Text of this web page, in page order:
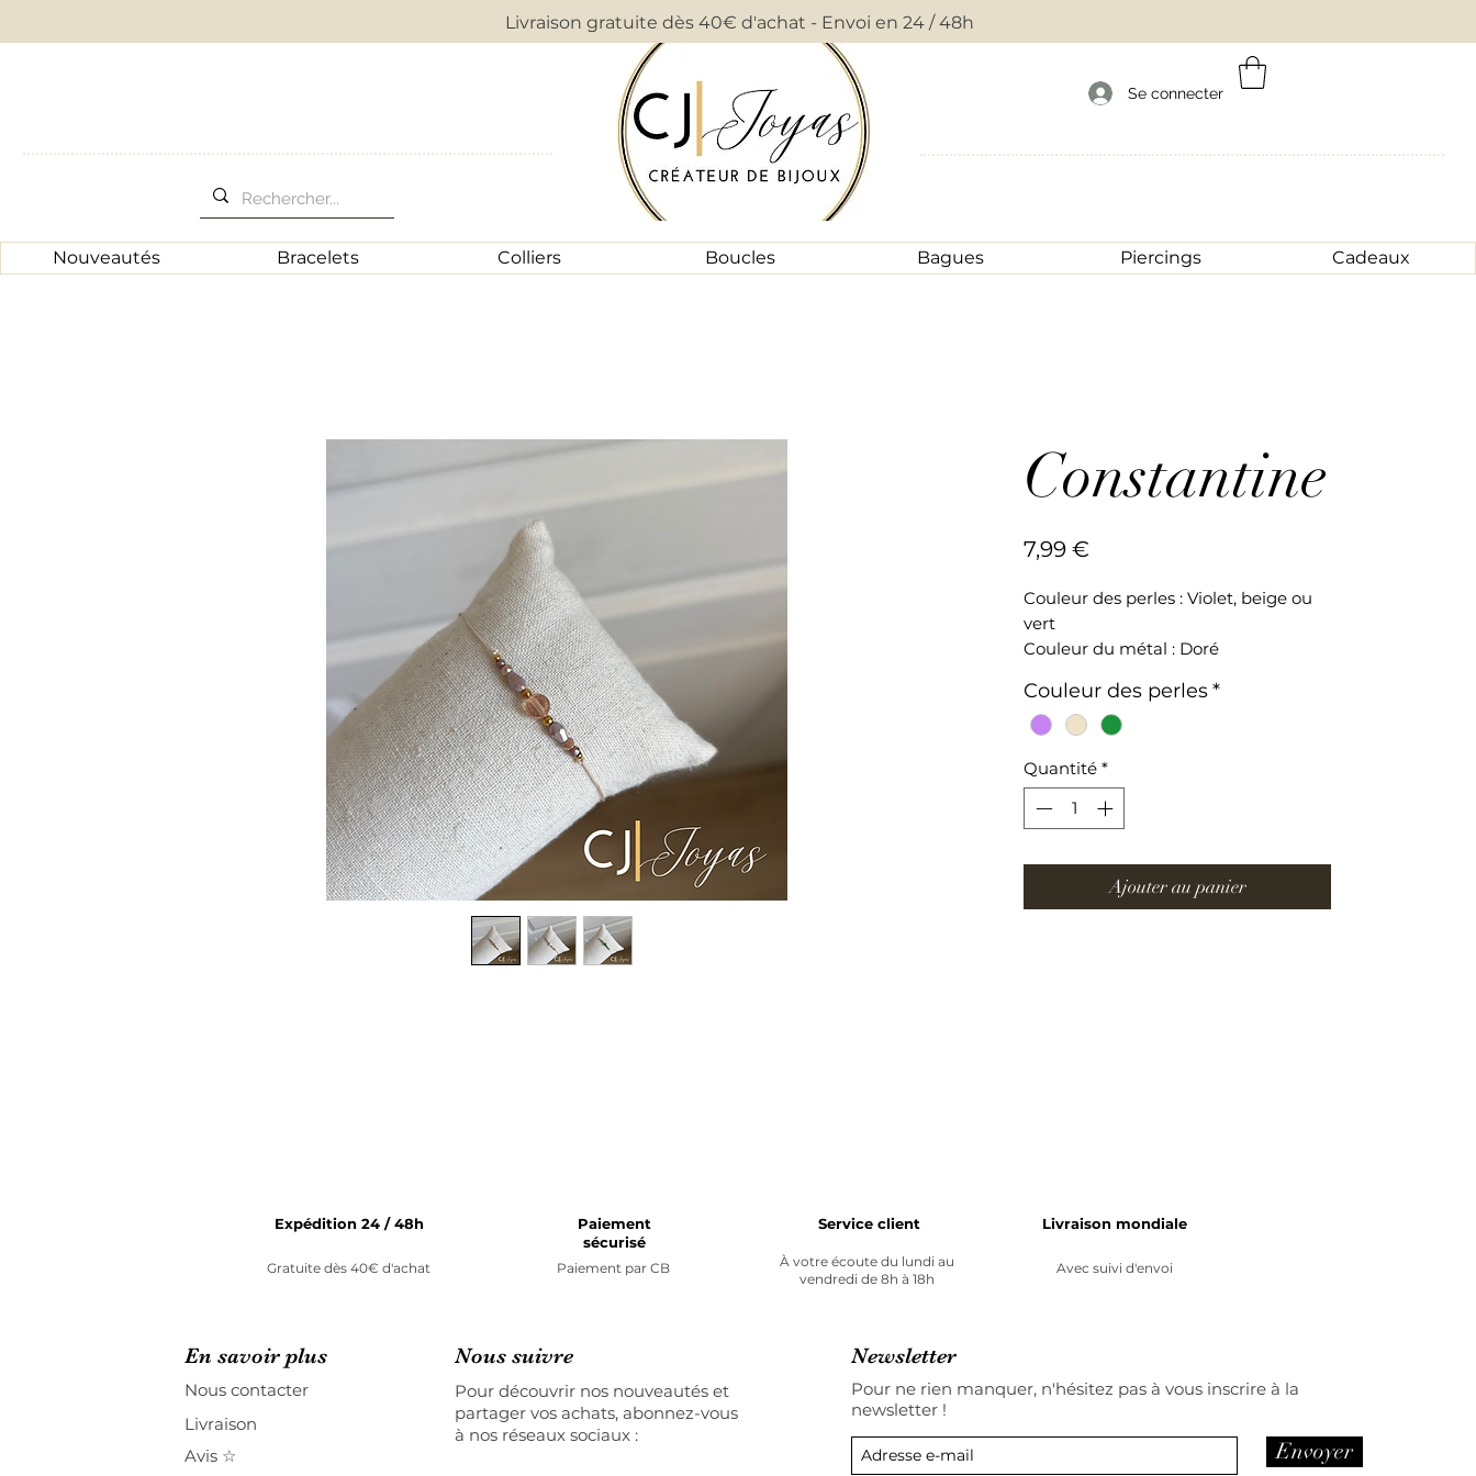
Livraison gratuite dès 40€ d'achat - Envoi en 24 / 48h
Se connecter
Nouveautés Bracelets Colliers Boucles Bagues Piercings Cadeaux
Constantine
7,99 €
Couleur des perles : Violet, beige ou
vert
Couleur du métal : Doré
Bracelet ajustable en acier
Couleur des perles*
Quantité *
Ajouter au panier
Expédition 24 / 48h
Gratuite dès 40€ d'achat
Paiement
sécurisé
Paiement par CB
Service client
À votre écoute du lundi au
vendredi de 8h à 18h
Livraison mondiale
Avec suivi d'envoi
En savoir plus
Nous contacter
Livraison
Avis ☆
Nous suivre
Pour découvrir nos nouveautés et
partager vos achats, abonnez-vous
à nos réseaux sociaux :
Newsletter
Pour ne rien manquer, n'hésitez pas à vous inscrire à la
newsletter !
Envoyer